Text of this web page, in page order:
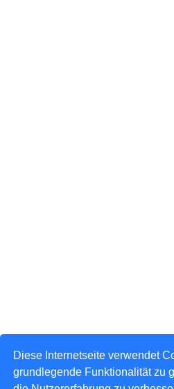
Diese Internetseite verwendet
grundlegende Funktionalität zu